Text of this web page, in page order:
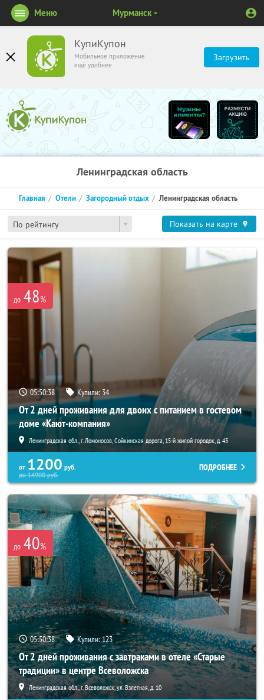
КупиКупон
Мобильное приложение
ещё удобнее
Загрузить
Меню Мурманск
Ленинградская область
По рейтингу
Главная Отели Загородный отдых Ленинградская область
Показать на карте
до 48%
05:50:38 Купили: 34
От 2 дней проживания для двоих с питанием в гостевом
доме «Кают-компания»
Ленинградская обл., г. Ломоносов, Сойкинская дорога, 15-й жилой городок, д. 43
от 1200 руб.
до14900руб.
ПОДРОБНЕЕ
до 40%
05:50:38 Купили:123
От 2 дней проживания с завтраками в отеле «Старые
традиции» в центре Всеволожска
Ленинградская обл., г. Всеволожск, ул. Взлетная, д. 10